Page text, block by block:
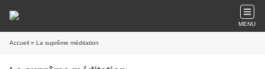
MENU
Accueil » La suprême méditation